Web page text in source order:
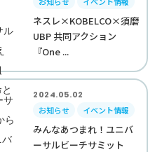
ネスレ×KOBELCO×須磨
UBP 共同アクション
『One ...
2024.05.02
お知らせ
イベント情報
みんなあつまれ！ユニバ
ーサルビーチサミット